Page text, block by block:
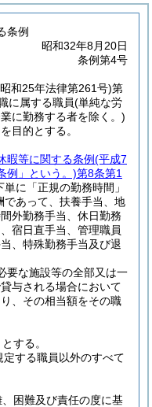
条例
昭和32年8月20日
条例第4号
和25年法律第261号)第
に属する職員(単純な労
に勤務する者を除く。)
目的とする。
暇等に関する条例(平成7
例」という。)第8条第1
単に「正規の勤務時間」
であって、扶養手当、地
外勤務手当、休日勤務
宿日直手当、管理職員
、特殊勤務手当及び退
要な施設等の全部又は一
与される場合において
、その相当額をその職
する。
定する職員以外のすべて
困難及び責任の度に基